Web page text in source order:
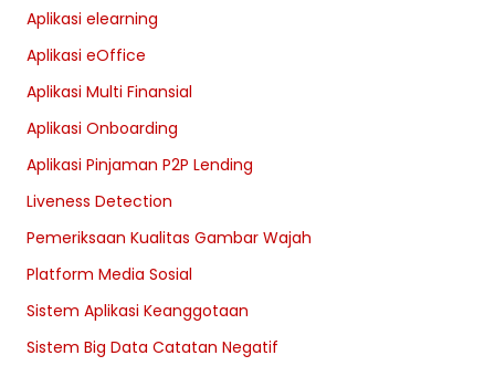
Aplikasi elearning
Aplikasi eOffice
Aplikasi Multi Finansial
Aplikasi Onboarding
Aplikasi Pinjaman P2P Lending
Liveness Detection
Pemeriksaan Kualitas Gambar Wajah
Platform Media Sosial
Sistem Aplikasi Keanggotaan
Sistem Big Data Catatan Negatif